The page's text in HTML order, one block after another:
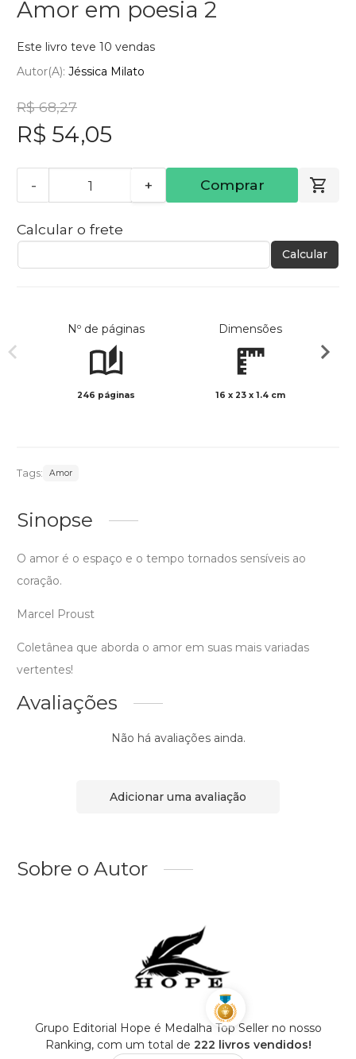
Amor em poesia 2
Este livro teve 10 vendas
Autor(a): Jéssica Milato
R$ 68,27
R$ 54,05
- + Comprar
Calcular o frete
Calcular
Nº de páginas
246 páginas
Dimensões
16 x 23 x 1.4 cm
Tags: Amor
Sinopse
O amor é o espaço e o tempo tornados sensíveis ao
coração.
Marcel Proust
Coletânea que aborda o amor em suas mais variadas
vertentes!
Avaliações
Não há avaliações ainda.
Adicionar uma avaliação
Sobre o Autor
Grupo Editorial Hope é Medalha Top Seller no nosso
Ranking, com um total de 222 livros vendidos!